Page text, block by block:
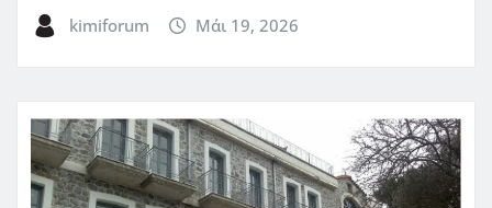
kimiforum Μάι 19, 2026